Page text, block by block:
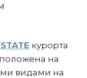
курорта
на
видами на